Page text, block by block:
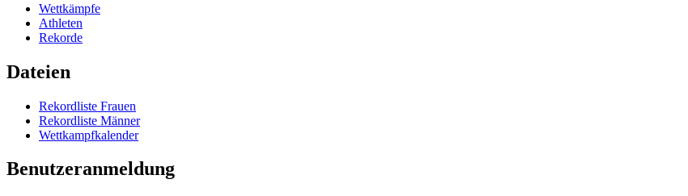
Wettkämpfe
Athleten
Rekorde
Dateien
Rekordliste Frauen
Rekordliste Männer
Wettkampfkalender
Benutzeranmeldung